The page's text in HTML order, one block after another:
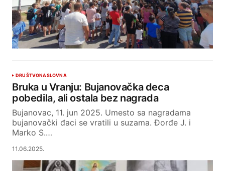
DRUŠTVONASLOVNA
Bruka u Vranju: Bujanovačka deca
pobedila, ali ostala bez nagrada
Bujanovac, 11. jun 2025. Umesto sa nagradama
bujanovački đaci se vratili u suzama. Đorđe J. i
Marko S.…
11.06.2025.